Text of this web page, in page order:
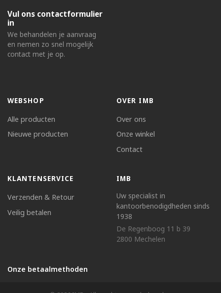
Vul ons contactformulier
in
We behandelen je aanvraag
en nemen zo snel mogelijk
contact met je op.
WEBSHOP
Alle producten
Nieuwe producten
OVER IMB
Over ons
Onze winkel
Contact
KLANTENSERVICE
Verzenden & Retour
Veilig betalen
IMB
Uw specialist in
kantoorbenodigdheden sinds
1938
De Regenboog 11 b 39
2800 Mechelen
Onze betaalmethoden